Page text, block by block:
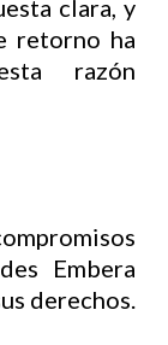
clara, y
retorno ha
razón
Embera
derechos.